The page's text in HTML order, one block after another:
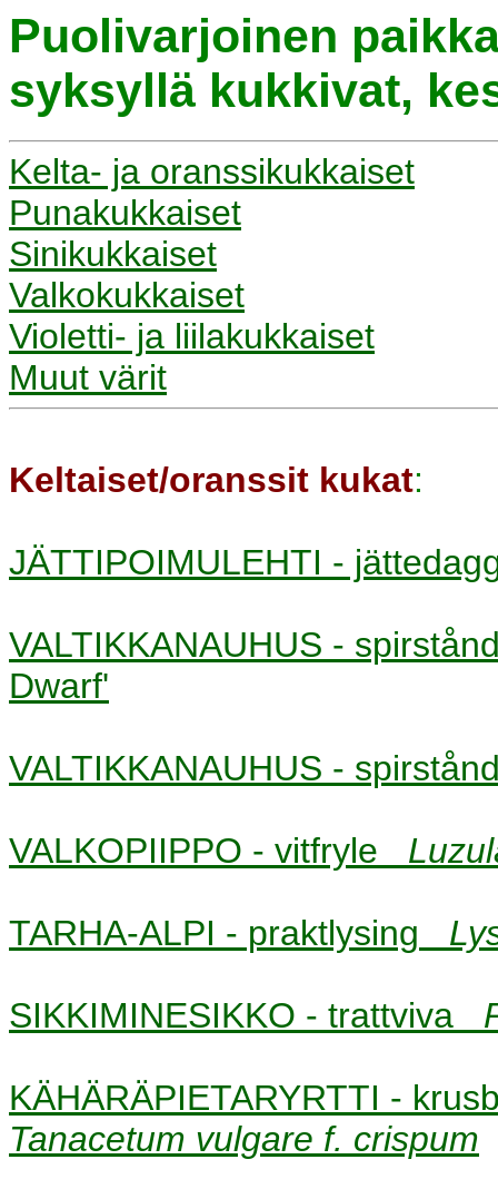
Puolivarjoinen
syksyllä kukkivat,
Kelta- ja oranssikukkaiset
Punakukkaiset
Sinikukkaiset
Valkokukkaiset
Violetti- ja liilakukkaiset
Muut värit
Keltaiset/oranssit kukat:
JÄTTIPOIMULEHTI -
VALTIKKANAUHUS -
Dwarf'
VALTIKKANAUHUS -
VALKOPIIPPO - vitfryle
TARHA-ALPI - praktlysing
SIKKIMINESIKKO - trattviva
KÄHÄRÄPIETARYRTTI -
Tanacetum vulgare f. crispum